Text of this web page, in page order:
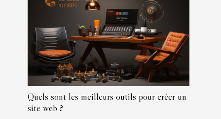
Quels sont les meilleurs outils pour créer un
site web ?